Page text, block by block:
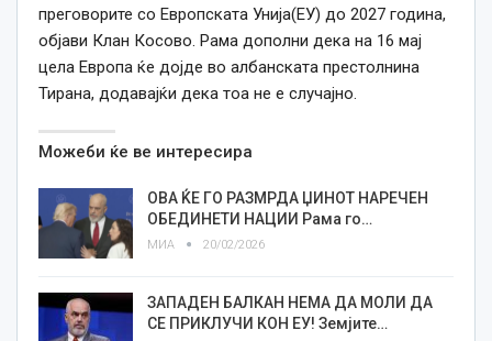
преговорите со Европската Унија(ЕУ) до 2027 година,
објави Клан Косово. Рама дополни дека на 16 мај
цела Европа ќе дојде во албанската престолнина
Тирана, додавајќи дека тоа не е случајно.
Можеби ќе ве интересира
ОВА ЌЕ ГО РАЗМРДА ЏИНОТ НАРЕЧЕН
ОБЕДИНЕТИ НАЦИИ Рама го…
МИА 20/02/2026
ЗАПАДЕН БАЛКАН НЕМА ДА МОЛИ ДА
СЕ ПРИКЛУЧИ КОН ЕУ! Земјите…